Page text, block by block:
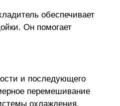
обеспечивает
Он помогает
и последующего
перемешивание
охлаждения.